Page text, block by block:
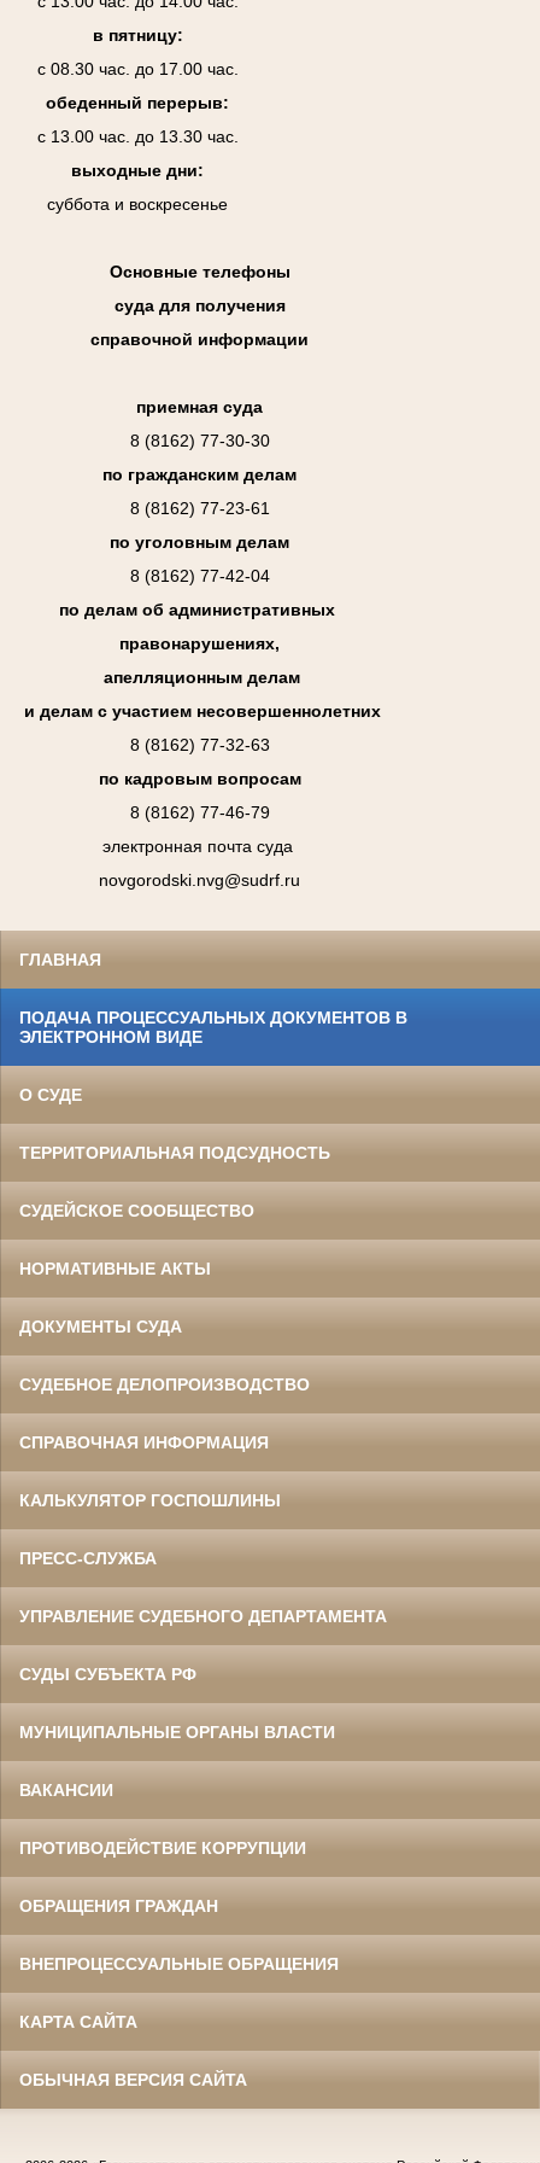
в пятницу:
с 08.30 час. до 17.00 час.
обеденный перерыв:
с 13.00 час. до 13.30 час.
выходные дни:
суббота и воскресенье
Основные телефоны
суда для получения
справочной информации
приемная суда
8 (8162) 77-30-30
по гражданским делам
8 (8162) 77-23-61
по уголовным делам
8 (8162) 77-42-04
по делам об административных
правонарушениях,
апелляционным делам
и делам с участием несовершеннолетних
8 (8162) 77-32-63
по кадровым вопросам
8 (8162) 77-46-79
электронная почта суда
novgorodski.nvg@sudrf.ru
ГЛАВНАЯ
ПОДАЧА ПРОЦЕССУАЛЬНЫХ ДОКУМЕНТОВ В
ЭЛЕКТРОННОМ ВИДЕ
О СУДЕ
ТЕРРИТОРИАЛЬНАЯ ПОДСУДНОСТЬ
СУДЕЙСКОЕ СООБЩЕСТВО
НОРМАТИВНЫЕ АКТЫ
ДОКУМЕНТЫ СУДА
СУДЕБНОЕ ДЕЛОПРОИЗВОДСТВО
СПРАВОЧНАЯ ИНФОРМАЦИЯ
КАЛЬКУЛЯТОР ГОСПОШЛИНЫ
ПРЕСС-СЛУЖБА
УПРАВЛЕНИЕ СУДЕБНОГО ДЕПАРТАМЕНТА
СУДЫ СУБЪЕКТА РФ
МУНИЦИПАЛЬНЫЕ ОРГАНЫ ВЛАСТИ
ВАКАНСИИ
ПРОТИВОДЕЙСТВИЕ КОРРУПЦИИ
ОБРАЩЕНИЯ ГРАЖДАН
ВНЕПРОЦЕССУАЛЬНЫЕ ОБРАЩЕНИЯ
КАРТА САЙТА
ОБЫЧНАЯ ВЕРСИЯ САЙТА